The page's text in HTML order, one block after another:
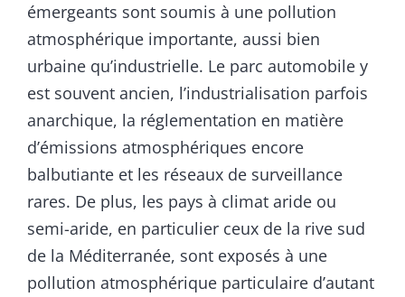
émergeants sont soumis à une pollution
atmosphérique importante, aussi bien
urbaine qu’industrielle. Le parc automobile y
est souvent ancien, l’industrialisation parfois
anarchique, la réglementation en matière
d’émissions atmosphériques encore
balbutiante et les réseaux de surveillance
rares. De plus, les pays à climat aride ou
semi-aride, en particulier ceux de la rive sud
de la Méditerranée, sont exposés à une
pollution atmosphérique particulaire d’autant